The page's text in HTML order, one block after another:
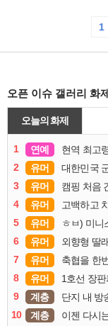
1
오픈 이슈 갤러리 화
오늘의 화제
1 연예 현역 최고
2
유머 대한민국
3
유머 캠핑 처음
4
유머 고백하고
5
유머 ㅎㅂ) 미니
6
유머 외향형 딸
7
유머 축협을 한
8
유머 1호선 장
9
계층 단지 내 방송 아나
10
계층 이젠 다시